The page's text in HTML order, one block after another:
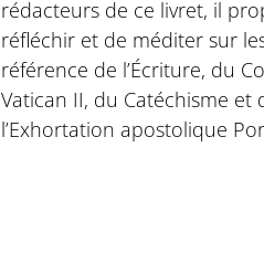
rédacteurs de ce livret, il
réfléchir et de méditer sur
référence de l’Écriture, du
Vatican II, du Catéchisme et
l’Exhortation apostolique